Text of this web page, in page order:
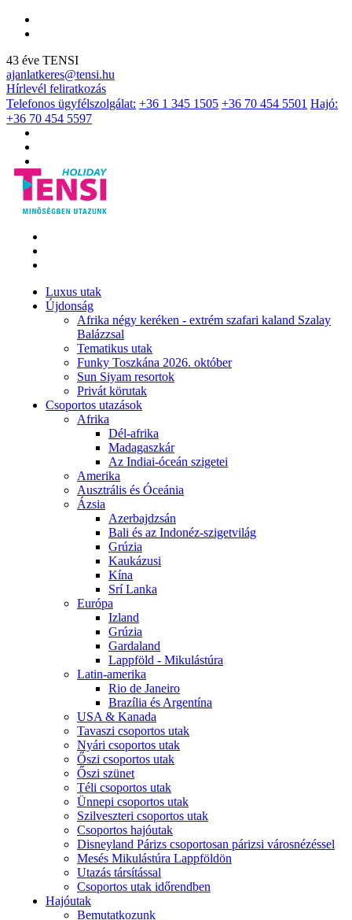
43 éve TENSI
ajanlatkeres@tensi.hu
Hírlevél feliratkozás
Telefonos ügyfélszolgálat: +36 1 345 1505 +36 70 454 5501 Hajó:
+36 70 454 5597
Luxus utak
Újdonság
Afrika négy keréken - extrém szafari kaland Szalay
Balázzsal
Tematikus utak
Funky Toszkána 2026. október
Sun Siyam resortok
Privát körutak
Csoportos utazások
Afrika
Dél-afrika
Madagaszkár
Az Indiai-óceán szigetei
Amerika
Ausztrális és Óceánia
Ázsia
Azerbajdzsán
Bali és az Indonéz-szigetvilág
Grúzia
Kaukázusi
Kína
Srí Lanka
Európa
Izland
Grúzia
Gardaland
Lappföld - Mikulástúra
Latin-amerika
Rio de Janeiro
Brazília és Argentína
USA & Kanada
Tavaszi csoportos utak
Nyári csoportos utak
Őszi csoportos utak
Őszi szünet
Téli csoportos utak
Ünnepi csoportos utak
Szilveszteri csoportos utak
Csoportos hajóutak
Disneyland Párizs csoportosan párizsi városnézéssel
Mesés Mikulástúra Lappföldön
Utazás társítással
Csoportos utak időrendben
Hajóutak
Bemutatkozunk